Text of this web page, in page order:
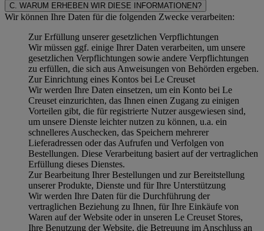
C. WARUM ERHEBEN WIR DIESE INFORMATIONEN?
Wir können Ihre Daten für die folgenden Zwecke verarbeiten:
Zur Erfüllung unserer gesetzlichen Verpflichtungen
Wir müssen ggf. einige Ihrer Daten verarbeiten, um unsere
gesetzlichen Verpflichtungen sowie andere Verpflichtungen
zu erfüllen, die sich aus Anweisungen von Behörden ergeben.
Zur Einrichtung eines Kontos bei Le Creuset
Wir werden Ihre Daten einsetzen, um ein Konto bei Le
Creuset einzurichten, das Ihnen einen Zugang zu einigen
Vorteilen gibt, die für registrierte Nutzer ausgewiesen sind,
um unsere Dienste leichter nutzen zu können, u.a. ein
schnelleres Auschecken, das Speichern mehrerer
Lieferadressen oder das Aufrufen und Verfolgen von
Bestellungen. Diese Verarbeitung basiert auf der vertraglichen
Erfüllung dieses Dienstes.
Zur Bearbeitung Ihrer Bestellungen und zur Bereitstellung
unserer Produkte, Dienste und für Ihre Unterstützung
Wir werden Ihre Daten für die Durchführung der
vertraglichen Beziehung zu Ihnen, für Ihre Einkäufe von
Waren auf der Website oder in unseren Le Creuset Stores,
Ihre Benutzung der Website, die Betreuung im Anschluss an